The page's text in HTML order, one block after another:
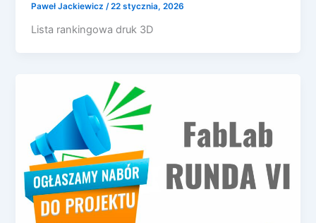
Paweł Jackiewicz /22 stycznia, 2026
Lista rankingowa druk 3D